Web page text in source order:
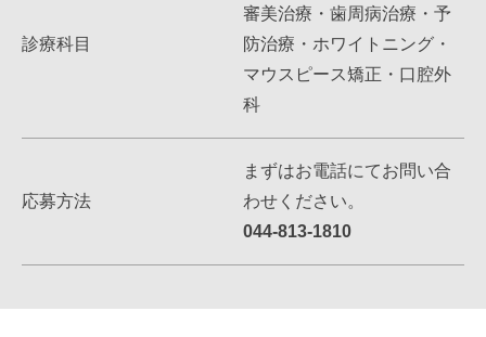
診療科目
審美治療・歯周病治療・予
防治療・ホワイトニング・
マウスピース矯正・口腔外
科
応募方法
まずはお電話にてお問い合
わせください。
044-813-1810